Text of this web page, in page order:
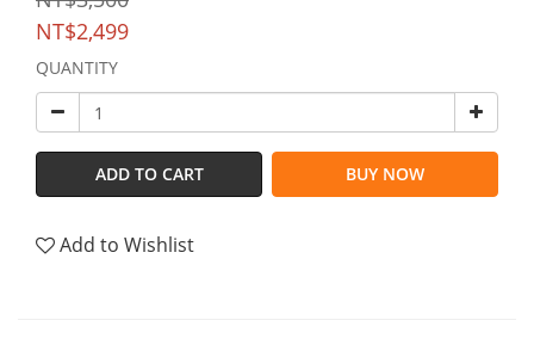
NT$2,499
QUANTITY
ADD TO CART BUY NOW
Add to Wishlist